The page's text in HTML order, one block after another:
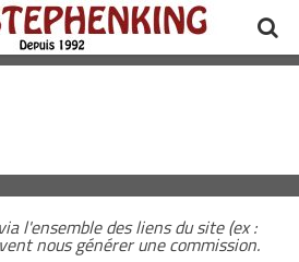
l'ensemble des liens du site (ex :
nous générer une commission.